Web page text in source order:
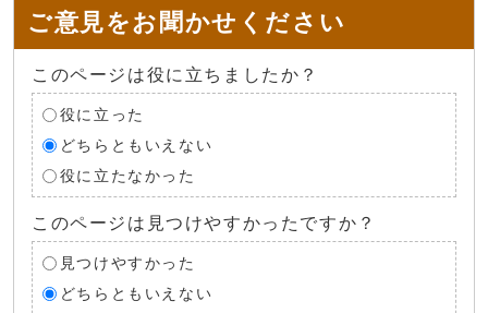
ご意見をお聞かせください
このページは役に立ちましたか？
役に立った
どちらともいえない
役に立たなかった
このページは見つけやすかったですか？
見つけやすかった
どちらともいえない